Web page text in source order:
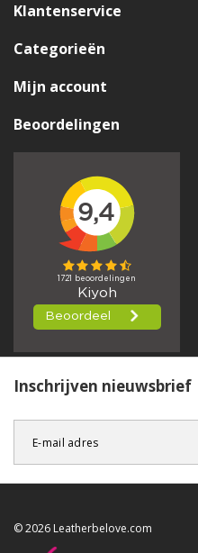
Klantenservice
Categorieën
Mijn account
Beoordelingen
Inschrijven nieuwsbrief
© 2026 Leatherbelove.com